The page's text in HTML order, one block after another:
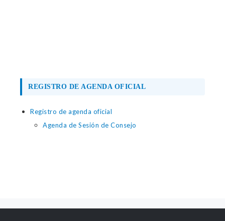
REGISTRO DE AGENDA OFICIAL
Registro de agenda oficial
Agenda de Sesión de Consejo